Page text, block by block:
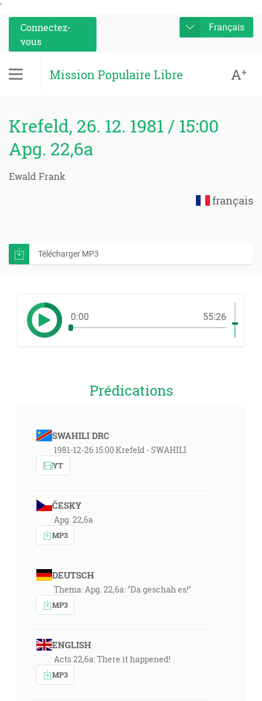
'
Connectez-
vous
Français
Mission Populaire Libre A+
Krefeld, 26. 12. 1981 / 15:00
Apg. 22,6a
Ewald Frank
français
Télécharger MP3
0:00 55:26
Prédications
SWAHILI DRC
1981-12-26 15:00 Krefeld - SWAHILI
YT
ČESKY
Apg. 22,6a
MP3
DEUTSCH
Thema: Apg. 22,6a: "Da geschah es!"
MP3
ENGLISH
Acts 22,6a: There it happened!
MP3